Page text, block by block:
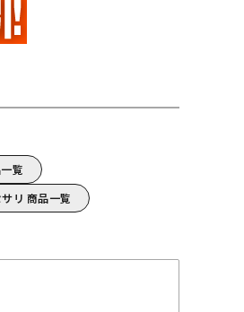
覧
リ 商品一覧